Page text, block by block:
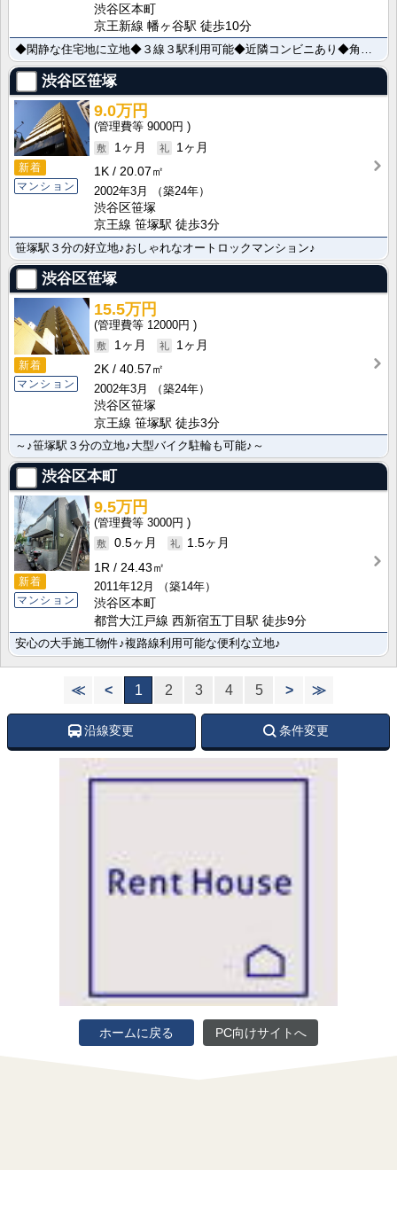
渋谷区本町
京王新線 幡ヶ谷駅 徒歩10分
渋谷区笹塚
新着
マンション
9.0万円
9000円
1ヶ月
1ヶ月
1K
20.07㎡
2002年3月
（築24年）
渋谷区笹塚
京王線 笹塚駅 徒歩3分
笹塚駅３分の好立地♪おしゃれなオートロックマンション♪
渋谷区笹塚
新着
マンション
15.5万円
12000円
1ヶ月
1ヶ月
2K
40.57㎡
2002年3月
（築24年）
渋谷区笹塚
京王線 笹塚駅 徒歩3分
～♪笹塚駅３分の立地♪大型バイク駐輪も可能♪～
渋谷区本町
新着
マンション
9.5万円
3000円
0.5ヶ月
1.5ヶ月
1R
24.43㎡
2011年12月
（築14年）
渋谷区本町
都営大江戸線 西新宿五丁目駅 徒歩9分
安心の大手施工物件♪複路線利用可能な便利な立地♪
≪ < 1 2 3 4 5 > ≫
沿線変更 条件変更
ホームに戻る PC向けサイトへ